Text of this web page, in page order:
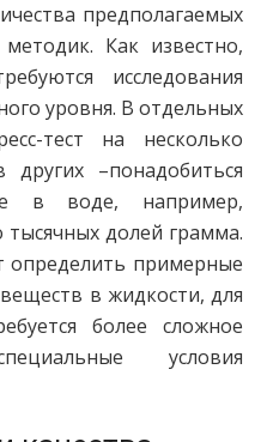
предполагаемых
Как известно,
исследования
уровня. В отдельных
тест на несколько
других –понадобиться
в воде, например,
долей грамма.
определить примерные
в жидкости, для
более сложное
условия